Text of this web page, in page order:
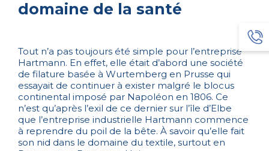
domaine de la santé
Tout n’a pas toujours été simple pour l’entreprise
Hartmann. En effet, elle était d’abord une société
de filature basée à Wurtemberg en Prusse qui
essayait de continuer à exister malgré le blocus
continental imposé par Napoléon en 1806. Ce
n’est qu’après l’exil de ce dernier sur l’île d’Elbe
que l’entreprise industrielle Hartmann commence
à reprendre du poil de la bête. À savoir qu’elle fait
son nid dans le domaine du textile, surtout en